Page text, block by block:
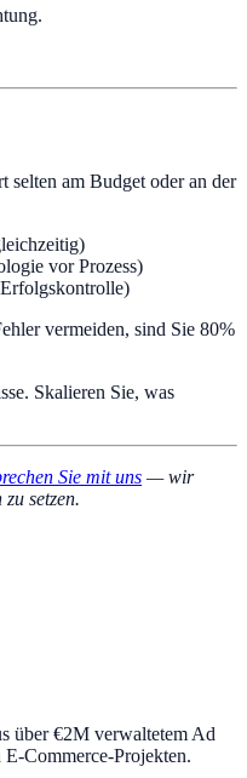
selten am Budget oder an der
vor Prozess)
vermeiden, sind Sie 80%
Skalieren Sie, was
Sie mit uns — wir
setzen.
über €2M verwaltetem Ad
Commerce-Projekten.